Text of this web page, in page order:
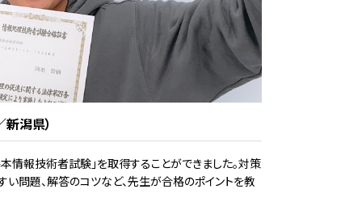
潟県）
情報技術者試験」を取得することができました。対策
問題、解答のコツなど、先生が合格のポイントを教